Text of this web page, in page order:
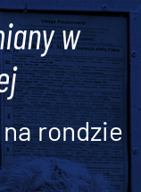
w
rondzie